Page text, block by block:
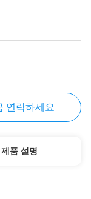
연락하세요
제품 설명